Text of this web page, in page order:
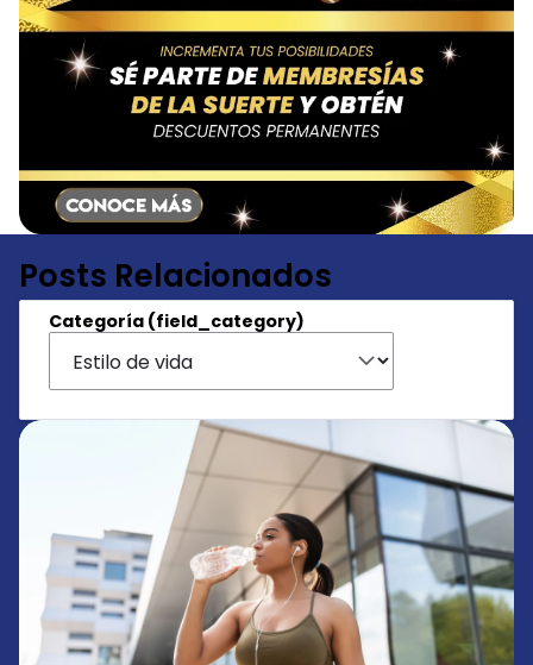
Posts Relacionados
Categoría (field_category)